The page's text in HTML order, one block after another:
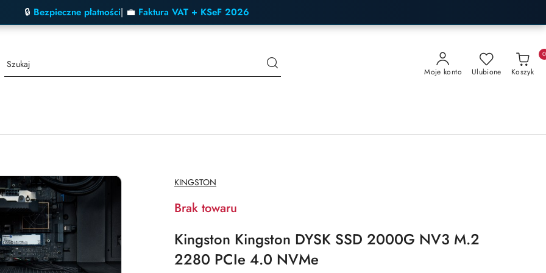
🔒 Bezpieczne płatności| 💼 Faktura VAT + KSeF 2026
Moje konto Ulubione Koszyk
0
NAZWA
PRODUCENTA:
KINGSTON
Brak towaru
Kingston Kingston DYSK SSD 2000G NV3 M.2
2280 PCIe 4.0 NVMe